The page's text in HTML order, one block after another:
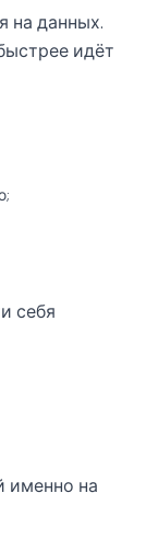
на данных.
идёт
себя
именно на